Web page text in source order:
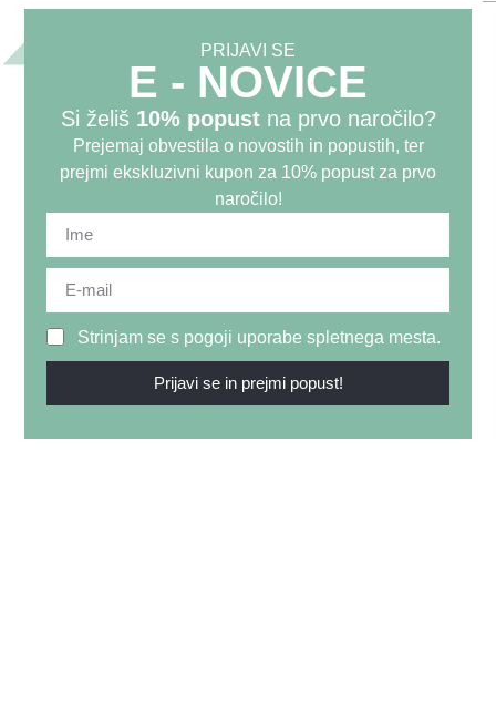
PRIJAVI SE
E - NOVICE
Si želiš 10% popustna prvo naročilo?
Prejemaj obvestila o novostih in popustih, ter
prejmi ekskluzivni kupon za 10% popust za prvo
naročilo!
Strinjam se s pogoji uporabe spletnega mesta.
Prijavi se in prejmi popust!